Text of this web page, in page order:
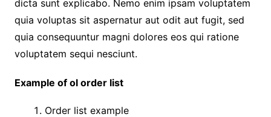
dicta sunt explicabo. Nemo enim ipsam voluptatem
quia voluptas sit aspernatur aut odit aut fugit, sed
quia consequuntur magni dolores eos qui ratione
voluptatem sequi nesciunt.
Example of ol order list
Order list example